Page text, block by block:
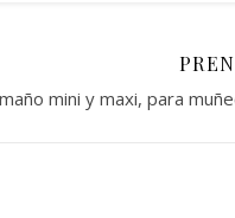
mini y maxi, para